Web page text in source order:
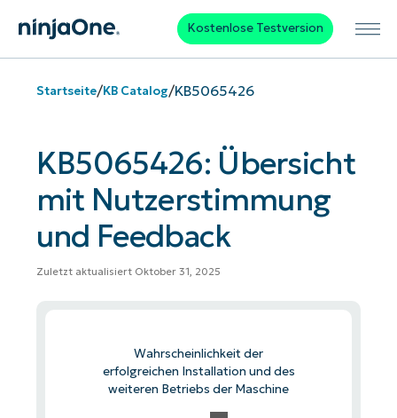
Kostenlose Testversion
Startseite/KB Catalog/KB5065426
KB5065426: Übersicht
mit Nutzerstimmung
und Feedback
Zuletzt aktualisiert Oktober 31, 2025
Wahrscheinlichkeit der
erfolgreichen Installation und des
weiteren Betriebs der Maschine